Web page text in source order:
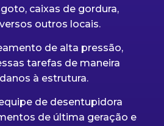
caixas de gordura,
outros locais.
de alta pressão,
tarefas de maneira
à estrutura.
de desentupidora
de última geração e